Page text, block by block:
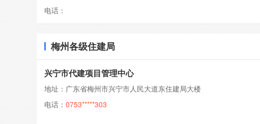
电话：
梅州各级住建局
兴宁市代建项目管理中心
地址：广东省梅州市兴宁市人民大道东住建局大楼
电话： 0753*****303